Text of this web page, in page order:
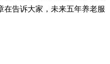
在告诉大家，未来五年养老服